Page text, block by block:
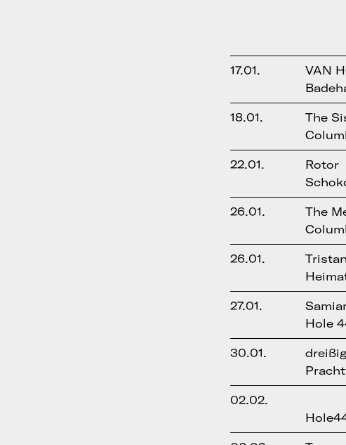
17.01.
VAN
18.01.
The
22.01.
Rotor
26.01.
The
26.01.
27.01.
Hole
30.01.
02.02.